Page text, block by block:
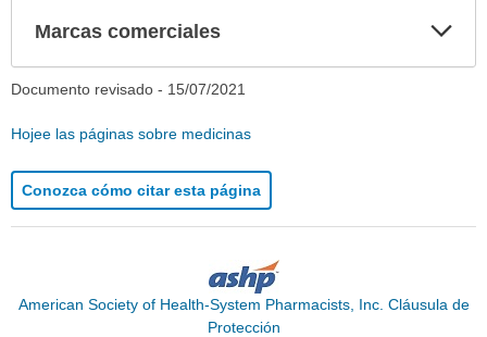
Marcas comerciales
Documento revisado - 15/07/2021
Hojee las páginas sobre medicinas
Conozca cómo citar esta página
American Society of Health-System Pharmacists, Inc. Cláusula de
Protección